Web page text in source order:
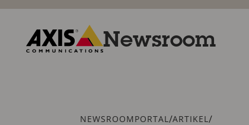
Overslaan
hoofdinhoud
Newsroom
Kruimelspoor
NEWSROOMPORTAL /ARTIKEL /